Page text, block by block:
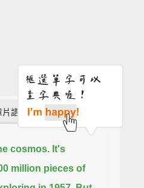
片語 (0)
cosmos. It's
million pieces of